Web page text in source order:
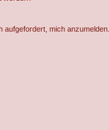
mich anzumelden.